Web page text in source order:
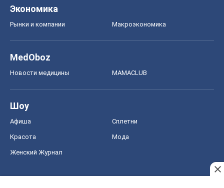
Экономика
Рынки и компании Mакроэкономика
MedOboz
Новости медицины MAMACLUB
Шоу
Афиша Сплетни
Красота Мода
Женский Журнал